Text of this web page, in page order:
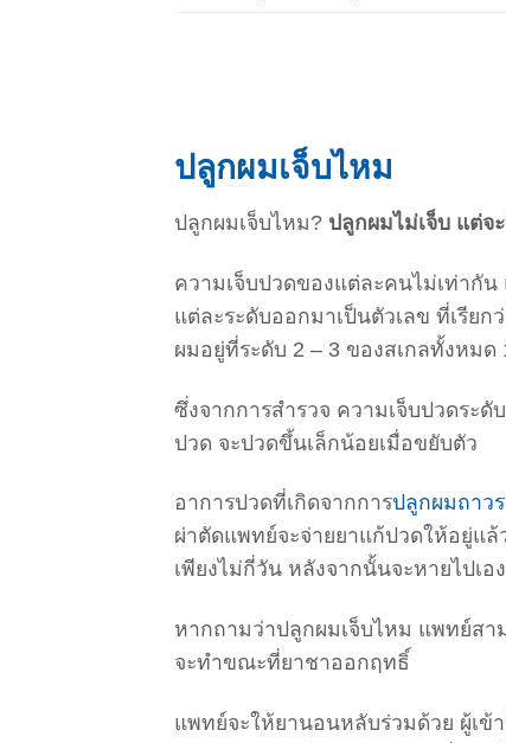
ปลูกผมเจ็บไหม
ปลูกผมเจ็บไหม? ปลูกผมไม่เจ็บ แต่จ
ความเจ็บปวดของแต่ละคนไม่เท่ากัน
แต่ละระดับออกมาเป็นตัวเลข ที่เรีย
ผมอยู่ที่ระดับ 2 – 3 ของสเกลทั้งหมด
ซึ่งจากการสำรวจ ความเจ็บปวดระ
ปวด จะปวดขึ้นเล็กน้อยเมื่อขยับตัว
อาการปวดที่เกิดจากการปลูกผมถาวร
ผ่าตัดแพทย์จะจ่ายยาแก้ปวดให้อยู่แ
เพียงไม่กี่วัน หลังจากนั้นจะหายไปเอง
หากถามว่าปลูกผมเจ็บไหม แพทย์ส
จะทำขณะที่ยาชาออกฤทธิ์
แพทย์จะให้ยานอนหลับร่วมด้วย ผู้เข้